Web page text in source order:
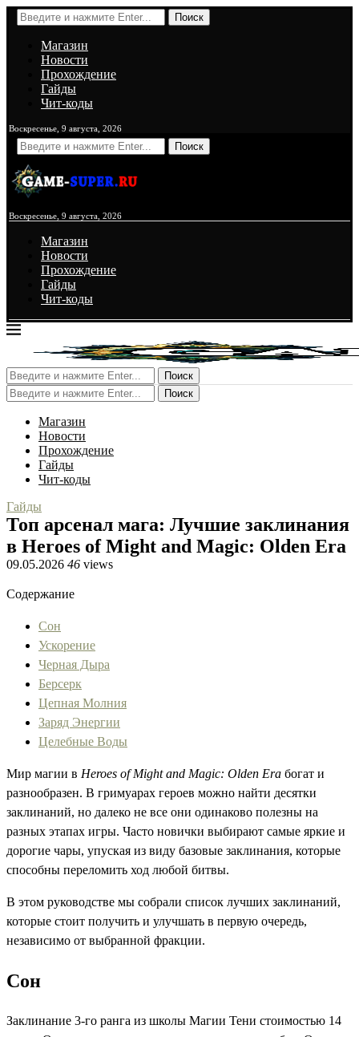
Поиск
Магазин
Новости
Прохождение
Гайды
Чит-коды
Воскресенье, 9 августа, 2026
Поиск
Воскресенье, 9 августа, 2026
Магазин
Новости
Прохождение
Гайды
Чит-коды
Поиск
Поиск
Магазин
Новости
Прохождение
Гайды
Чит-коды
Гайды
Топ арсенал мага: Лучшие заклинания
в Heroes of Might and Magic: Olden Era
09.05.2026 46 views
Содержание
Сон
Ускорение
Черная Дыра
Берсерк
Цепная Молния
Заряд Энергии
Целебные Воды
Мир магии в Heroes of Might and Magic: Olden Era богат и
разнообразен. В гримуарах героев можно найти десятки
заклинаний, но далеко не все они одинаково полезны на
разных этапах игры. Часто новички выбирают самые яркие и
дорогие чары, упуская из виду базовые заклинания, которые
способны переломить ход любой битвы.
В этом руководстве мы собрали список лучших заклинаний,
которые стоит получить и улучшать в первую очередь,
независимо от выбранной фракции.
Сон
Заклинание 3-го ранга из школы Магии Тени стоимостью 14